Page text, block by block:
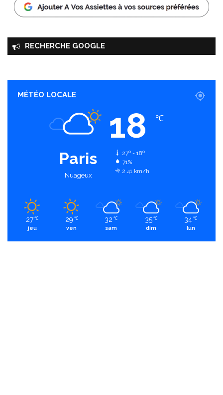
RECHERCHE GOOGLE
MÉTÉO LOCALE
Paris
Nuageux
18 ℃
27º - 18º
71%
2.41 km/h
27 ℃
jeu
29 ℃
ven
32 ℃
sam
35 ℃
dim
34 ℃
lun